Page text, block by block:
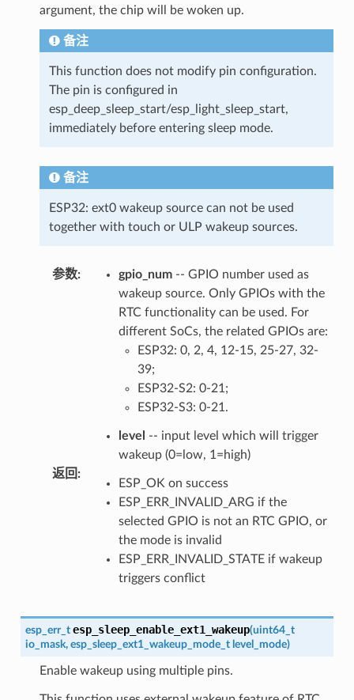
argument, the chip will be woken up.
备注
This function does not modify pin configuration.
The pin is configured in
esp_deep_sleep_start/esp_light_sleep_start,
immediately before entering sleep mode.
备注
ESP32: ext0 wakeup source can not be used
together with touch or ULP wakeup sources.
参数: gpio_num-- GPIO number used as
wakeup source. Only GPIOs with the
RTC functionality can be used. For
different SoCs, the related GPIOs are:
ESP32: 0, 2, 4, 12-15, 25-27, 32-
39;
ESP32-S2: 0-21;
ESP32-S3: 0-21.
level
-- input level which will trigger
wakeup (0=low, 1=high)
返回 :
ESP_OK on success
ESP_ERR_INVALID_ARG if the
selected GPIO is not an RTC GPIO, or
the mode is invalid
ESP_ERR_INVALID_STATE if wakeup
triggers conflict
esp_err_t esp_sleep_enable_ext1_wakeup(uint64_t
io_mask, esp_sleep_ext1_wakeup_mode_t level_mode)
Enable wakeup using multiple pins.